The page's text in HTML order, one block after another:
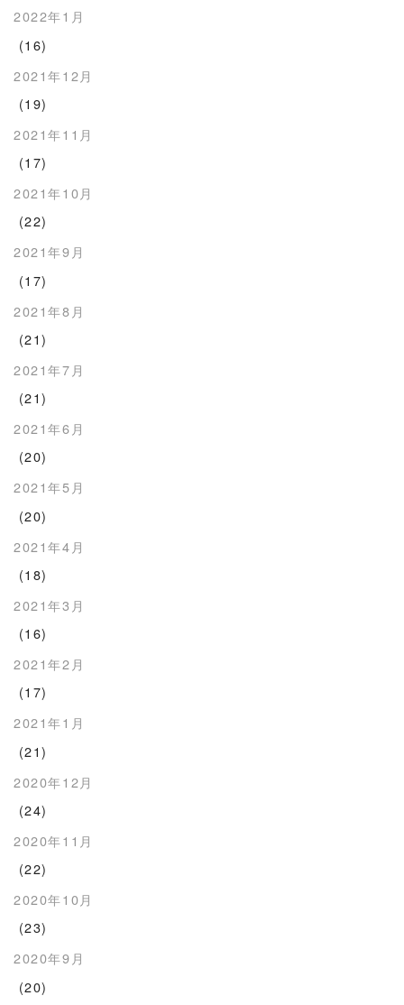
2022年1月
(16)
2021年12月
(19)
2021年11月
(17)
2021年10月
(22)
2021年9月
(17)
2021年8月
(21)
2021年7月
(21)
2021年6月
(20)
2021年5月
(20)
2021年4月
(18)
2021年3月
(16)
2021年2月
(17)
2021年1月
(21)
2020年12月
(24)
2020年11月
(22)
2020年10月
(23)
2020年9月
(20)